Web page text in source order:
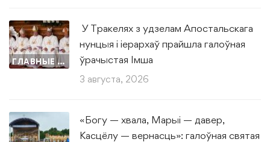
ГЛАВНЫЕ НОВОСТИ
У Тракелях з удзелам Апостальскага
нунцыя і іерархаў прайшла галоўная
ўрачыстая Імша
3 августа, 2026
«Богу — хвала, Марыі — давер,
Касцёлу — вернасць»: галоўная святая